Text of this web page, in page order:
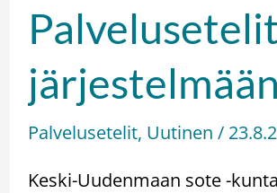
järjestelmään
Palvelusetelit, Uutinen /
Keski-Uudenmaan sote -